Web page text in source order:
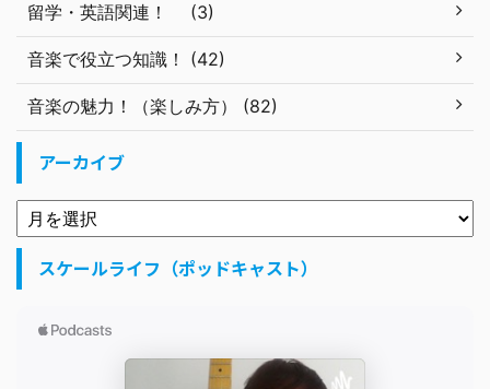
留学・英語関連！ (3)
音楽で役立つ知識！ (42)
音楽の魅力！（楽しみ方） (82)
アーカイブ
スケールライフ（ポッドキャスト）